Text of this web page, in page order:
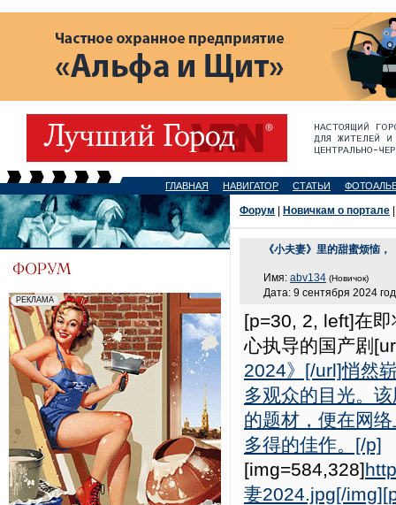
ГЛАВНАЯ НАВИГАТОР СТАТЬИ
Форум Новичкам о портале
《小夫妻》里的甜蜜烦恼，
Имя: abv134 (Новичок)
Дата: 9 сентября 2024
[p=30, 2, left]在
心执导的国产剧
2024》[/url]悄然
多观众的目光。
的题材，便在网
多得的佳作。[/p]
[img=584,328]
妻2024.jpg[/